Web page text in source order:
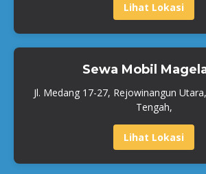
Lihat Lokasi
Sewa Mobil
Jl. Medang 17-27, Rejowinangun
Tengah,
Lihat Lokasi